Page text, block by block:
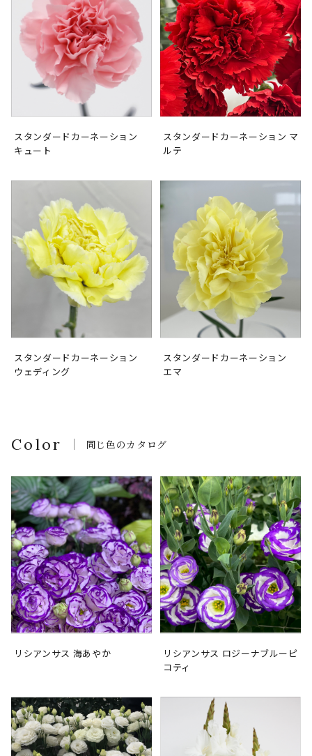
スタンダードカーネーション
キュート
スタンダードカーネーション マ
ルテ
スタンダードカーネーション
ウェディング
スタンダードカーネーション
エマ
Color 同じ色のカタログ
リシアンサス 海あやか
リシアンサス ロジーナブルーピ
コティ